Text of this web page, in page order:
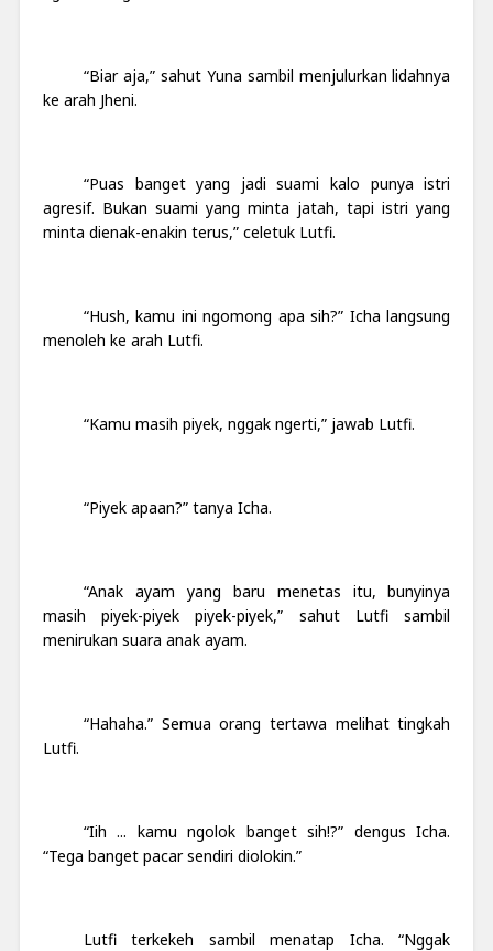
“Biar aja,” sahut Yuna sambil menjulurkan lidahnya
ke arah Jheni.
“Puas banget yang jadi suami kalo punya istri
agresif. Bukan suami yang minta jatah, tapi istri yang
minta dienak-enakin terus,” celetuk Lutfi.
“Hush, kamu ini ngomong apa sih?” Icha langsung
menoleh ke arah Lutfi.
“Kamu masih piyek, nggak ngerti,” jawab Lutfi.
“Piyek apaan?” tanya Icha.
“Anak ayam yang baru menetas itu, bunyinya
masih piyek-piyek piyek-piyek,” sahut Lutfi sambil
menirukan suara anak ayam.
“Hahaha.” Semua orang tertawa melihat tingkah
Lutfi.
“Iih ... kamu ngolok banget sih!?” dengus Icha.
“Tega banget pacar sendiri diolokin.”
Lutfi terkekeh sambil menatap Icha. “Nggak